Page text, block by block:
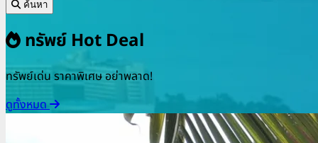
ค้นหา
ทรัพย์ Hot Deal
ทรัพย์เด่น ราคาพิเศษ อย่าพลาด!
ดูทั้งหมด